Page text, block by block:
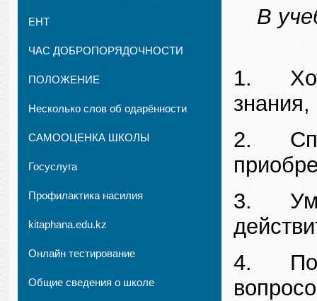
ЕНТ
ЧАС ДОБРОПОРЯДОЧНОСТИ
ПОЛОЖЕНИЕ
Несколько слов об одарённости
САМООЦЕНКА ШКОЛЫ
Госуслуга
Профилактика насилия
kitaphana.edu.kz
Онлайн тестирование
Общие сведения о школе
В
1.
2.
3.
4.